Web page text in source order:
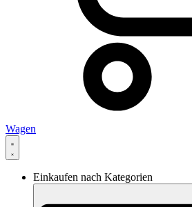
Wagen
Einkaufen nach Kategorien